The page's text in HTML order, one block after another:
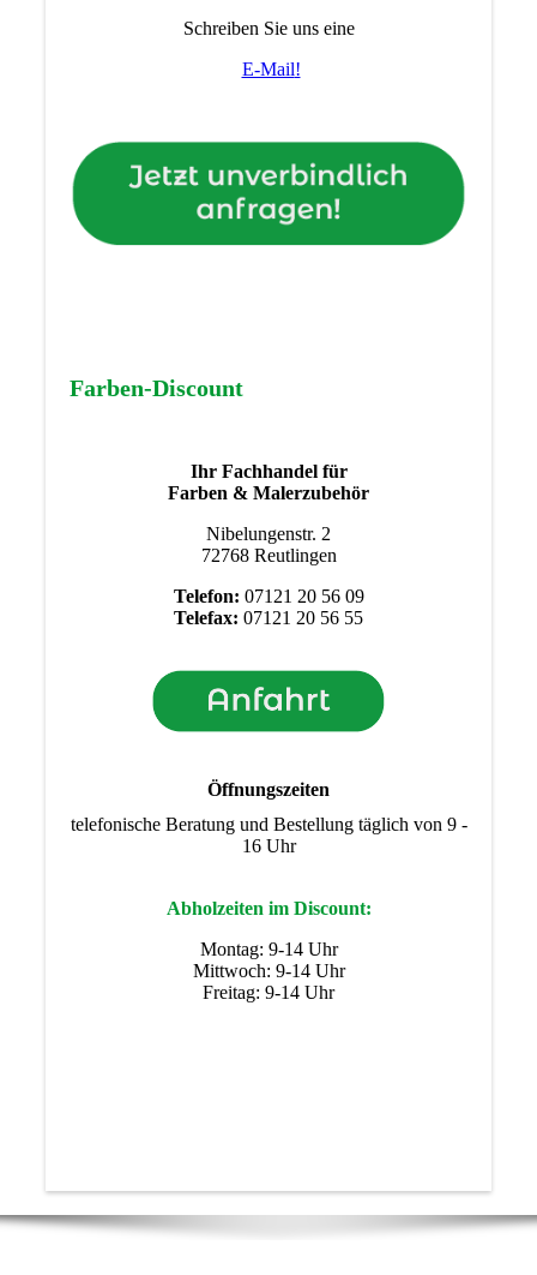
Schreiben Sie uns eine
E-Mail!
Farben-Discount
Ihr Fachhandel für
Farben & Malerzubehör
Nibelungenstr. 2
72768 Reutlingen
Telefon: 07121 20 56 09
Telefax: 07121 20 56 55
Öffnungszeiten
telefonische Beratung und Bestellung täglich von 9 -
16 Uhr
Abholzeiten im Discount:
Montag: 9-14 Uhr
Mittwoch: 9-14 Uhr
Freitag: 9-14 Uhr